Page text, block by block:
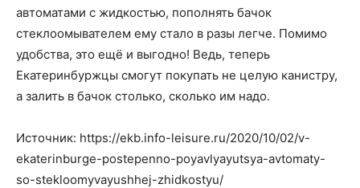
автоматами с жидкостью, пополнять бачок
стеклоомывателем ему стало в разы легче. Помимо
удобства, это ещё и выгодно! Ведь, теперь
Екатеринбуржцы смогут покупать не целую канистру,
а залить в бачок столько, сколько им надо.
Источник: https://ekb.info-leisure.ru/2020/10/02/v-
ekaterinburge-postepenno-poyavlyayutsya-avtomaty-
so-stekloomyvayushhej-zhidkostyu/